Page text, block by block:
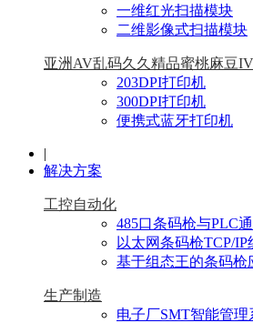
一维红光扫描模块
二维影像式扫描模块
亚洲AV乱码久久精品蜜桃麻豆
203DPI打印机
300DPI打印机
便携式蓝牙打印机
|
解决方案
工控自动化
485口条码枪与PLC
以太网条码枪TCP/IP
基于组态王的条码枪
生产制造
电子厂SMT智能管理